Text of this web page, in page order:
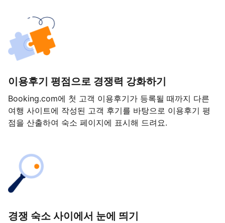
이용후기 평점으로 경쟁력 강화하기
Booking.com에 첫 고객 이용후기가 등록될 때까지 다른
여행 사이트에 작성된 고객 후기를 바탕으로 이용후기 평
점을 산출하여 숙소 페이지에 표시해 드려요.
경쟁 숙소 사이에서 눈에 띄기